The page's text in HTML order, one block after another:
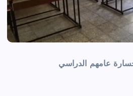
عامهم الدراسي